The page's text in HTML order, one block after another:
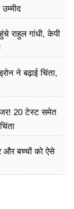
राहुल गांधी, केपी
ने बढ़ाई चिंता,
20 टेस्ट समेत
और बच्चों को ऐसे